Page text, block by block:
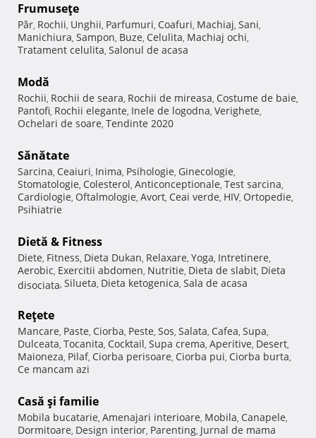
Frumuseţe
Păr, Rochii, Unghii, Parfumuri, Coafuri, Machiaj, Sani,
Manichiura, Sampon, Buze, Celulita, Machiaj ochi,
Tratament celulita, Salonul de acasa
Modă
Rochii, Rochii de seara, Rochii de mireasa, Costume de baie,
Pantofi, Rochii elegante, Inele de logodna, Verighete,
Ochelari de soare, Tendinte 2020
Sănătate
Sarcina, Ceaiuri, Inima, Psihologie, Ginecologie,
Stomatologie, Colesterol, Anticonceptionale, Test sarcina,
Cardiologie, Oftalmologie, Avort, Ceai verde, HIV, Ortopedie,
Psihiatrie
Dietă & Fitness
Diete, Fitness, Dieta Dukan, Relaxare, Yoga, Intretinere,
Aerobic, Exercitii abdomen, Nutritie, Dieta de slabit, Dieta
disociata, Silueta, Dieta ketogenica, Sala de acasa
Reţete
Mancare, Paste, Ciorba, Peste, Sos, Salata, Cafea, Supa,
Dulceata, Tocanita, Cocktail, Supa crema, Aperitive, Desert,
Maioneza, Pilaf, Ciorba perisoare, Ciorba pui, Ciorba burta,
Ce mancam azi
Casă şi familie
Mobila bucatarie, Amenajari interioare, Mobila, Canapele,
Dormitoare, Design interior, Parenting, Jurnal de mama